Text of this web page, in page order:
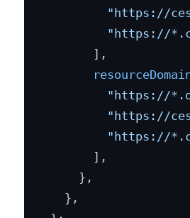
"https://
"https://
      ],
"https://
"https://
"https://
      ],
    },
  },